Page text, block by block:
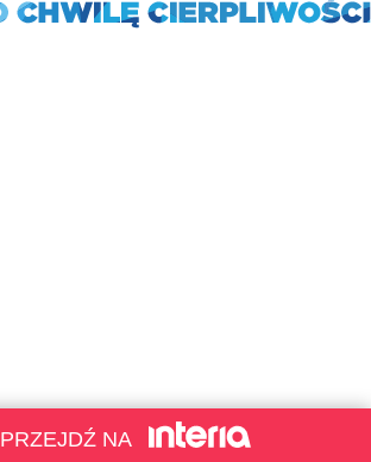
PRZEJDŹ NA